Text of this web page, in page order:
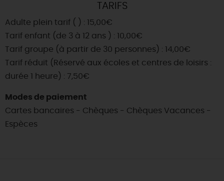
TARIFS
Adulte plein tarif ( ) : 15,00€
Tarif enfant (de 3 à 12 ans ) : 10,00€
Tarif groupe (à partir de 30 personnes) : 14,00€
Tarif réduit (Réservé aux écoles et centres de loisirs :
durée 1 heure) : 7,50€
Modes de paiement
Cartes bancaires - Chèques - Chèques Vacances -
Espèces